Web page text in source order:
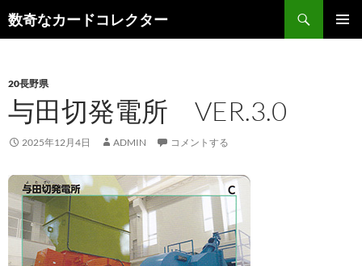
ン
ツ
キ
プ
数奇なカードコレクター
検
索
20長野県
与田切発電所 VER.3.0
2025年12月4日 ADMIN コメントする